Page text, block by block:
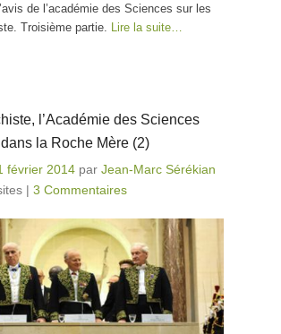
de l’académie des Sciences sur les
Troisième partie. Lire la suite…
l’Académie des Sciences
la Roche Mère (2)
février 2014 par Jean-Marc Sérékian
| 3 Commentaires